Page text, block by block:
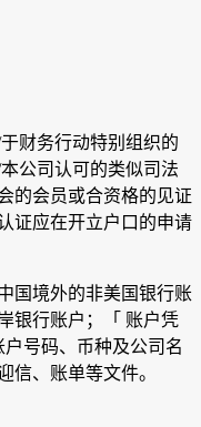
财务行动特别组织的
公司认可的类似司法
的会员或合资格的见证
证应在开立户口的申请
国境外的非美国银行账
银行账户；「 账户凭
号码、币种及公司名
信、账单等文件。